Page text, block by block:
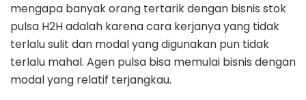
mengapa banyak orang tertarik dengan bisnis stok
pulsa H2H adalah karena cara kerjanya yang tidak
terlalu sulit dan modal yang digunakan pun tidak
terlalu mahal. Agen pulsa bisa memulai bisnis dengan
modal yang relatif terjangkau.